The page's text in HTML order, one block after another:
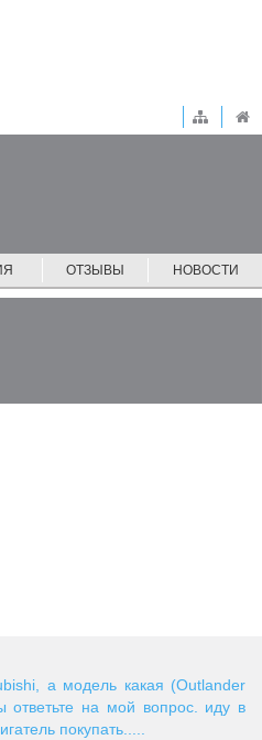
ОТЗЫВЫ НОВОСТИ
а модель какая (Outlander
ответьте на мой вопрос. иду в
покупать.....